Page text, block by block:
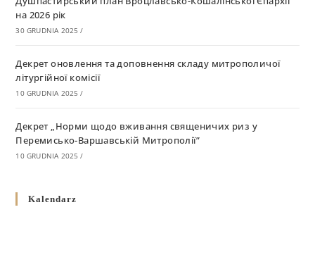
на 2026 рік
30 GRUDNIA 2025 /
Декрет оновлення та доповнення складу митрополичої
літургійної комісії
10 GRUDNIA 2025 /
Декрет „Норми щодо вживання священичих риз у
Перемисько-Варшавській Митрополії”
10 GRUDNIA 2025 /
григоріанським календарем
Kalendarz